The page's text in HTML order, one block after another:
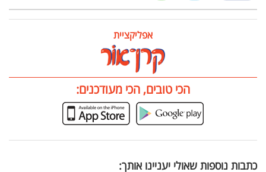
אפליקציית
הכי טובים, הכי מעודכנים:
כתבות נוספות שאולי יעניינו אותך: